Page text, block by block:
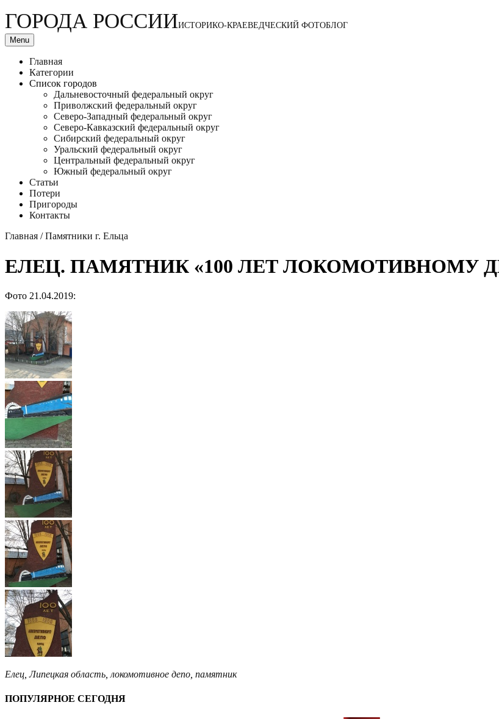
ГОРОДА РОССИИИСТОРИКО-КРАЕВЕДЧЕСКИЙ ФОТОБЛОГ
Menu
Главная
Категории
Список городов
Дальневосточный федеральный округ
Приволжский федеральный округ
Северо-Западный федеральный округ
Северо-Кавказский федеральный округ
Сибирский федеральный округ
Уральский федеральный округ
Центральный федеральный округ
Южный федеральный округ
Статьи
Потери
Пригороды
Контакты
Главная /Памятники г. Ельца
ЕЛЕЦ. ПАМЯТНИК «100 ЛЕТ ЛОКОМОТИВНОМУ
Фото 21.04.2019:
Елец ,Липецкая область локомотивное депо памятник
ПОПУЛЯРНОЕ СЕГОДНЯ